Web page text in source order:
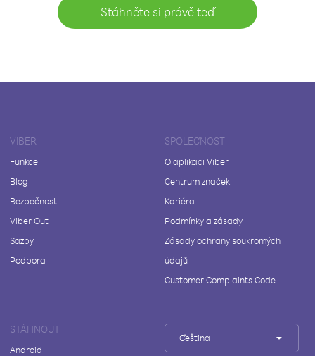
Stáhněte si právě teď
VIBER
Funkce
Blog
Bezpečnost
Viber Out
Sazby
Podpora
SPOLEČNOST
O aplikaci Viber
Centrum značek
Kariéra
Podmínky a zásady
Zásady ochrany soukromých
údajů
Customer Complaints Code
STÁHNOUT
Android
Čeština